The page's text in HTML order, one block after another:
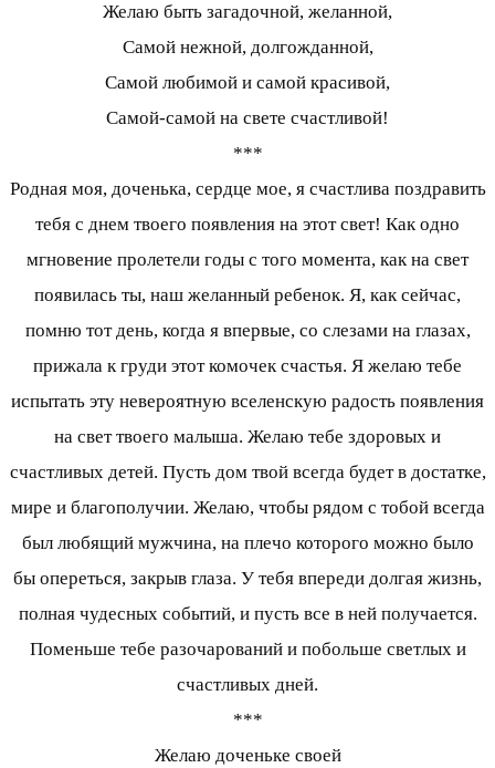
Желаю быть загадочной, желанной,
Самой нежной, долгожданной,
Самой любимой и самой красивой,
Самой-самой на свете счастливой!
***
Родная моя, доченька, сердце мое, я счастлива поздравить
тебя с днем твоего появления на этот свет! Как одно
мгновение пролетели годы с того момента, как на свет
появилась ты, наш желанный ребенок. Я, как сейчас,
помню тот день, когда я впервые, со слезами на глазах,
прижала к груди этот комочек счастья. Я желаю тебе
испытать эту невероятную вселенскую радость появления
на свет твоего малыша. Желаю тебе здоровых и
счастливых детей. Пусть дом твой всегда будет в достатке,
мире и благополучии. Желаю, чтобы рядом с тобой всегда
был любящий мужчина, на плечо которого можно было
бы опереться, закрыв глаза. У тебя впереди долгая жизнь,
полная чудесных событий, и пусть все в ней получается.
Поменьше тебе разочарований и побольше светлых и
счастливых дней.
***
Желаю доченьке своей